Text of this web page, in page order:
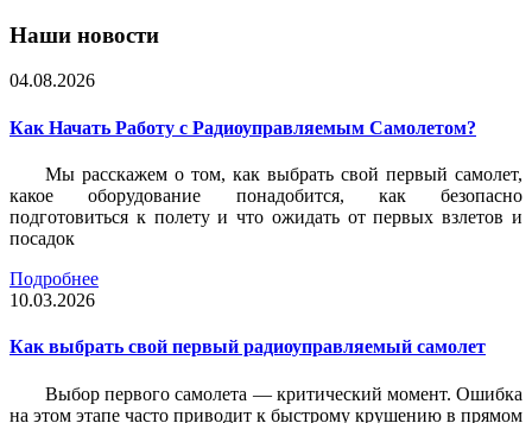
Наши новости
04.08.2026
Как Начать Работу с Радиоуправляемым Самолетом?
Мы расскажем о том, как выбрать свой первый самолет,
какое оборудование понадобится, как безопасно
подготовиться к полету и что ожидать от первых взлетов и
посадок
Подробнее
10.03.2026
Как выбрать свой первый радиоуправляемый самолет
Выбор первого самолета — критический момент. Ошибка
на этом этапе часто приводит к быстрому крушению в прямом